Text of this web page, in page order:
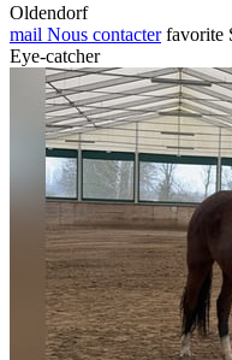
Oldendorf
mail Nous contacter favorite
Eye-catcher